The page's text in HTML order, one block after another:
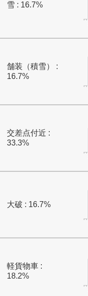
雪 : 16.7%
舗装（積雪） :
16.7%
交差点付近 :
33.3%
大破 : 16.7%
軽貨物車 :
18.2%